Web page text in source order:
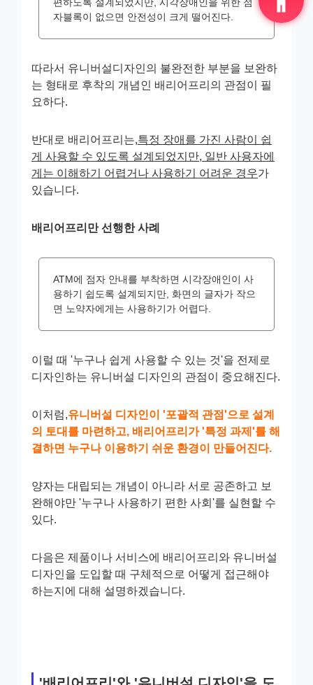
자블록이 없으면 안전성이 크게 떨어진다.
따라서 유니버설디자인의 불완전한 부분을 보완하
는 형태로 후착의 개념인 배리어프리의 관점이 필
요하다.
반대로 배리어프리는,특정 장애를 가진 사람이 쉽
게 사용할 수 있도록 설계되었지만, 일반 사용자에
게는 이해하기 어렵거나 사용하기 어려운 경우가
있습니다.
배리어프리만 선행한 사례
ATM에 점자 안내를 부착하면 시각장애인이 사
용하기 쉽도록 설계되지만, 화면의 글자가 작으
면 노약자에게는 사용하기가 어렵다.
이럴 때 '누구나 쉽게 사용할 수 있는 것'을 전제로
디자인하는 유니버설 디자인의 관점이 중요해진다.
이처럼,유니버설 디자인이 '포괄적 관점'으로 설계
의 토대를 마련하고, 배리어프리가 '특정 과제'를 해
결하면 누구나 이용하기 쉬운 환경이 만들어진다.
양자는 대립되는 개념이 아니라 서로 공존하고 보
완해야만 '누구나 사용하기 편한 사회'를 실현할 수
있다.
다음은 제품이나 서비스에 배리어프리와 유니버설
디자인을 도입할 때 구체적으로 어떻게 접근해야
하는지에 대해 설명하겠습니다.